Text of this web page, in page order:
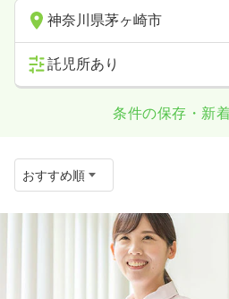
神奈川県茅ヶ崎市
託児所あり
条件の保存・新